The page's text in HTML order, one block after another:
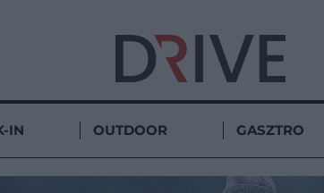
IN OUTDOOR GASZTRO